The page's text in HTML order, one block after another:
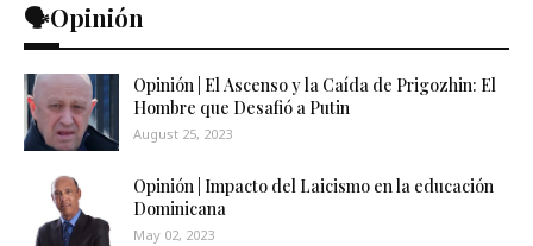
🗣️Opinión
Opinión | El Ascenso y la Caída de Prigozhin: El
Hombre que Desafió a Putin
August 25, 2023
Opinión | Impacto del Laicismo en la educación
Dominicana
May 02, 2023